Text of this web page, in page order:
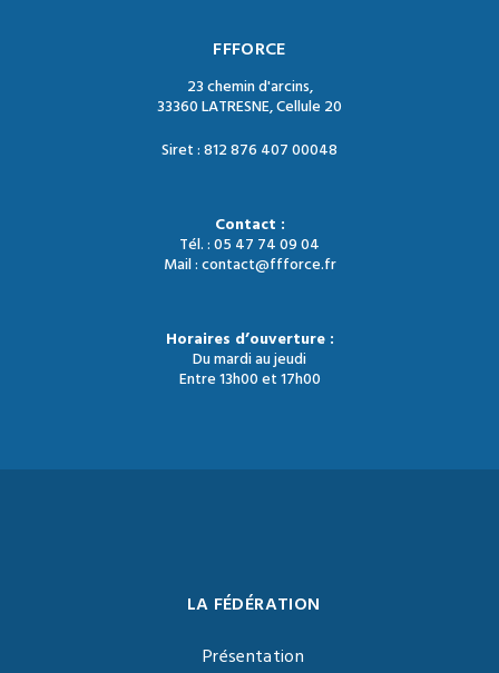
FFFORCE
23 chemin d'arcins,
33360 LATRESNE, Cellule 20
Siret : 812 876 407 00048
Contact :
Tél. : 05 47 74 09 04
Mail : contact@ffforce.fr
Horaires d’ouverture :
Du mardi au jeudi
Entre 13h00 et 17h00
LA FÉDÉRATION
Présentation